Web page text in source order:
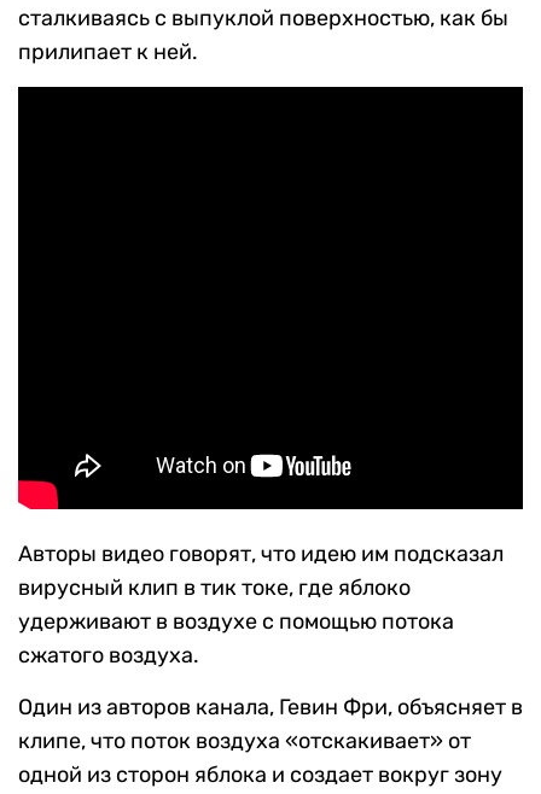
сталкиваясь с выпуклой поверхностью, как бы
прилипает к ней.
Авторы видео говорят, что идею им подсказал
вирусный клип в тик токе, где яблоко
удерживают в воздухе с помощью потока
сжатого воздуха.
Один из авторов канала, Гевин Фри, объясняет в
клипе, что поток воздуха «отскакивает» от
одной из сторон яблока и создает вокруг зону